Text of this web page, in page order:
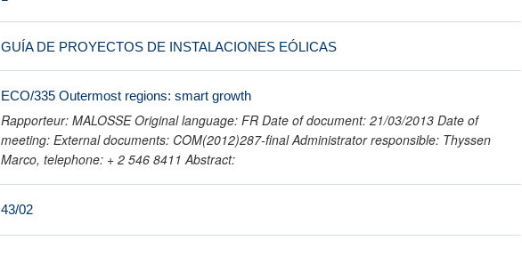
GUÍA DE PROYECTOS DE INSTALACIONES EÓLICAS
ECO/335 Outermost regions: smart growth
Rapporteur: MALOSSE Original language: FR Date of document: 21/03/2013 Date of
meeting: External documents: COM(2012)287-final Administrator responsible: Thyssen
Marco, telephone: + 2 546 8411 Abstract:
43/02